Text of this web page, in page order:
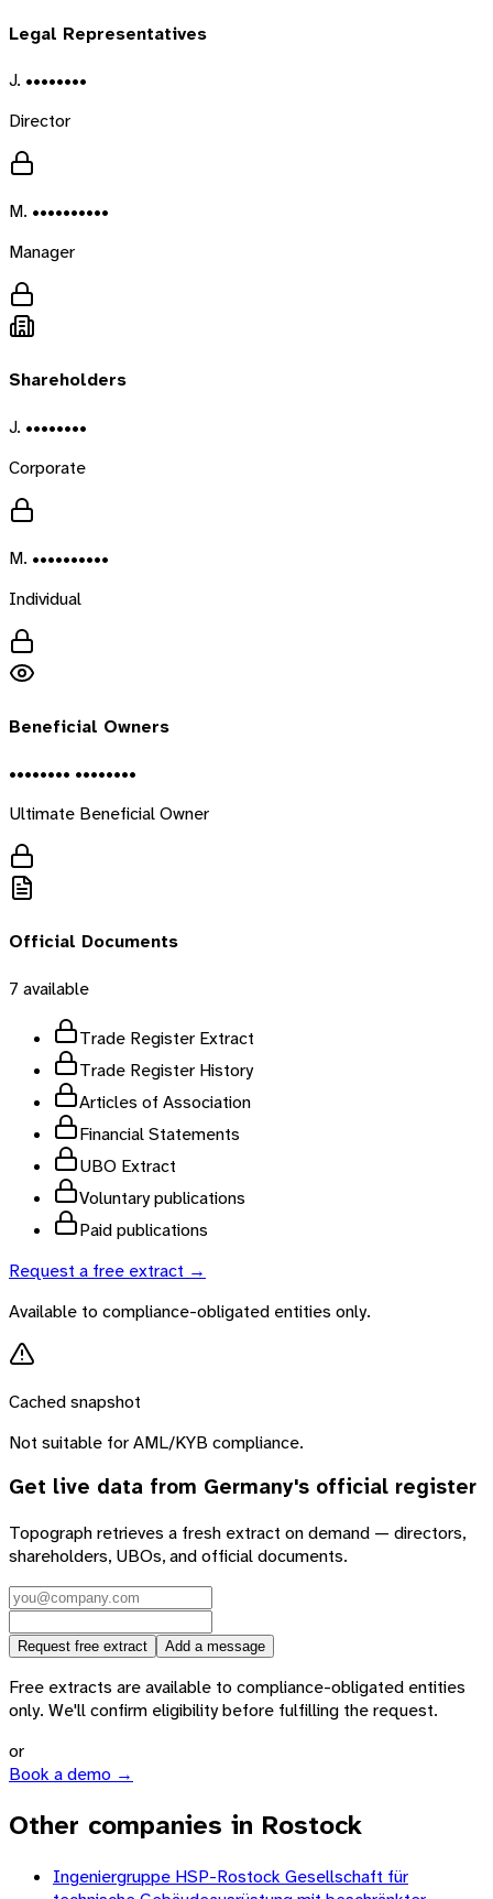
Legal Representatives
J. ••••••••
Director
M. ••••••••••
Manager
Shareholders
J. ••••••••
Corporate
M. ••••••••••
Individual
Beneficial Owners
•••••••• ••••••••
Ultimate Beneficial Owner
Official Documents
7 available
Trade Register Extract
Trade Register History
Articles of Association
Financial Statements
UBO Extract
Voluntary publications
Paid publications
Request a free extract →
Available to compliance-obligated entities only.
Cached snapshot
Not suitable for AML/KYB compliance.
Get live data from Germany's official register
Topograph retrieves a fresh extract on demand — directors,
shareholders, UBOs, and official documents.
Request free extract Add a message
Free extracts are available to compliance-obligated entities
only. We'll confirm eligibility before fulfilling the request.
or
Book a demo →
Other companies in Rostock
Ingeniergruppe HSP-Rostock Gesellschaft für